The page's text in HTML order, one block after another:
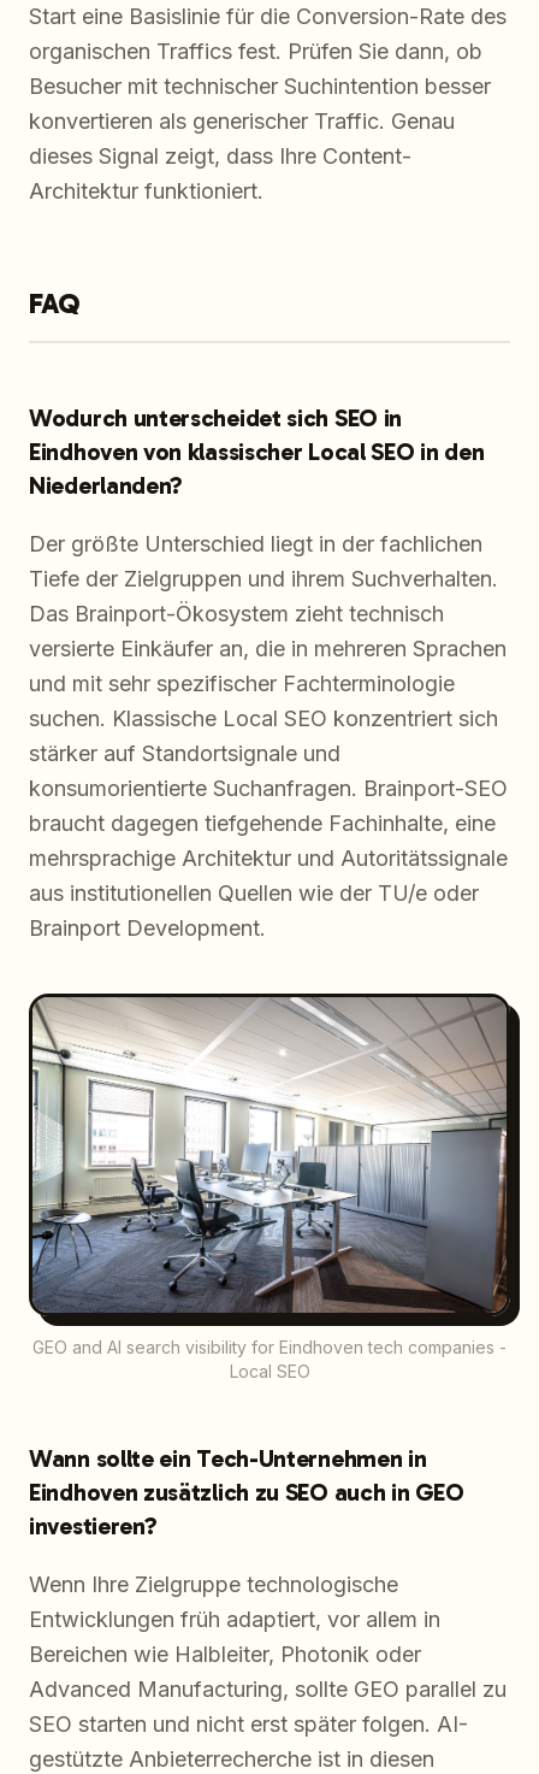
Start eine Basislinie für die Conversion-Rate des
organischen Traffics fest. Prüfen Sie dann, ob
Besucher mit technischer Suchintention besser
konvertieren als generischer Traffic. Genau
dieses Signal zeigt, dass Ihre Content-
Architektur funktioniert.
FAQ
Wodurch unterscheidet sich SEO in
Eindhoven von klassischer Local SEO in den
Niederlanden?
Der größte Unterschied liegt in der fachlichen
Tiefe der Zielgruppen und ihrem Suchverhalten.
Das Brainport-Ökosystem zieht technisch
versierte Einkäufer an, die in mehreren Sprachen
und mit sehr spezifischer Fachterminologie
suchen. Klassische Local SEO konzentriert sich
stärker auf Standortsignale und
konsumorientierte Suchanfragen. Brainport-SEO
braucht dagegen tiefgehende Fachinhalte, eine
mehrsprachige Architektur und Autoritätssignale
aus institutionellen Quellen wie der TU/e oder
Brainport Development.
GEO and AI search visibility for Eindhoven tech companies -
Local SEO
Wann sollte ein Tech-Unternehmen in
Eindhoven zusätzlich zu SEO auch in GEO
investieren?
Wenn Ihre Zielgruppe technologische
Entwicklungen früh adaptiert, vor allem in
Bereichen wie Halbleiter, Photonik oder
Advanced Manufacturing, sollte GEO parallel zu
SEO starten und nicht erst später folgen. AI-
gestützte Anbieterrecherche ist in diesen